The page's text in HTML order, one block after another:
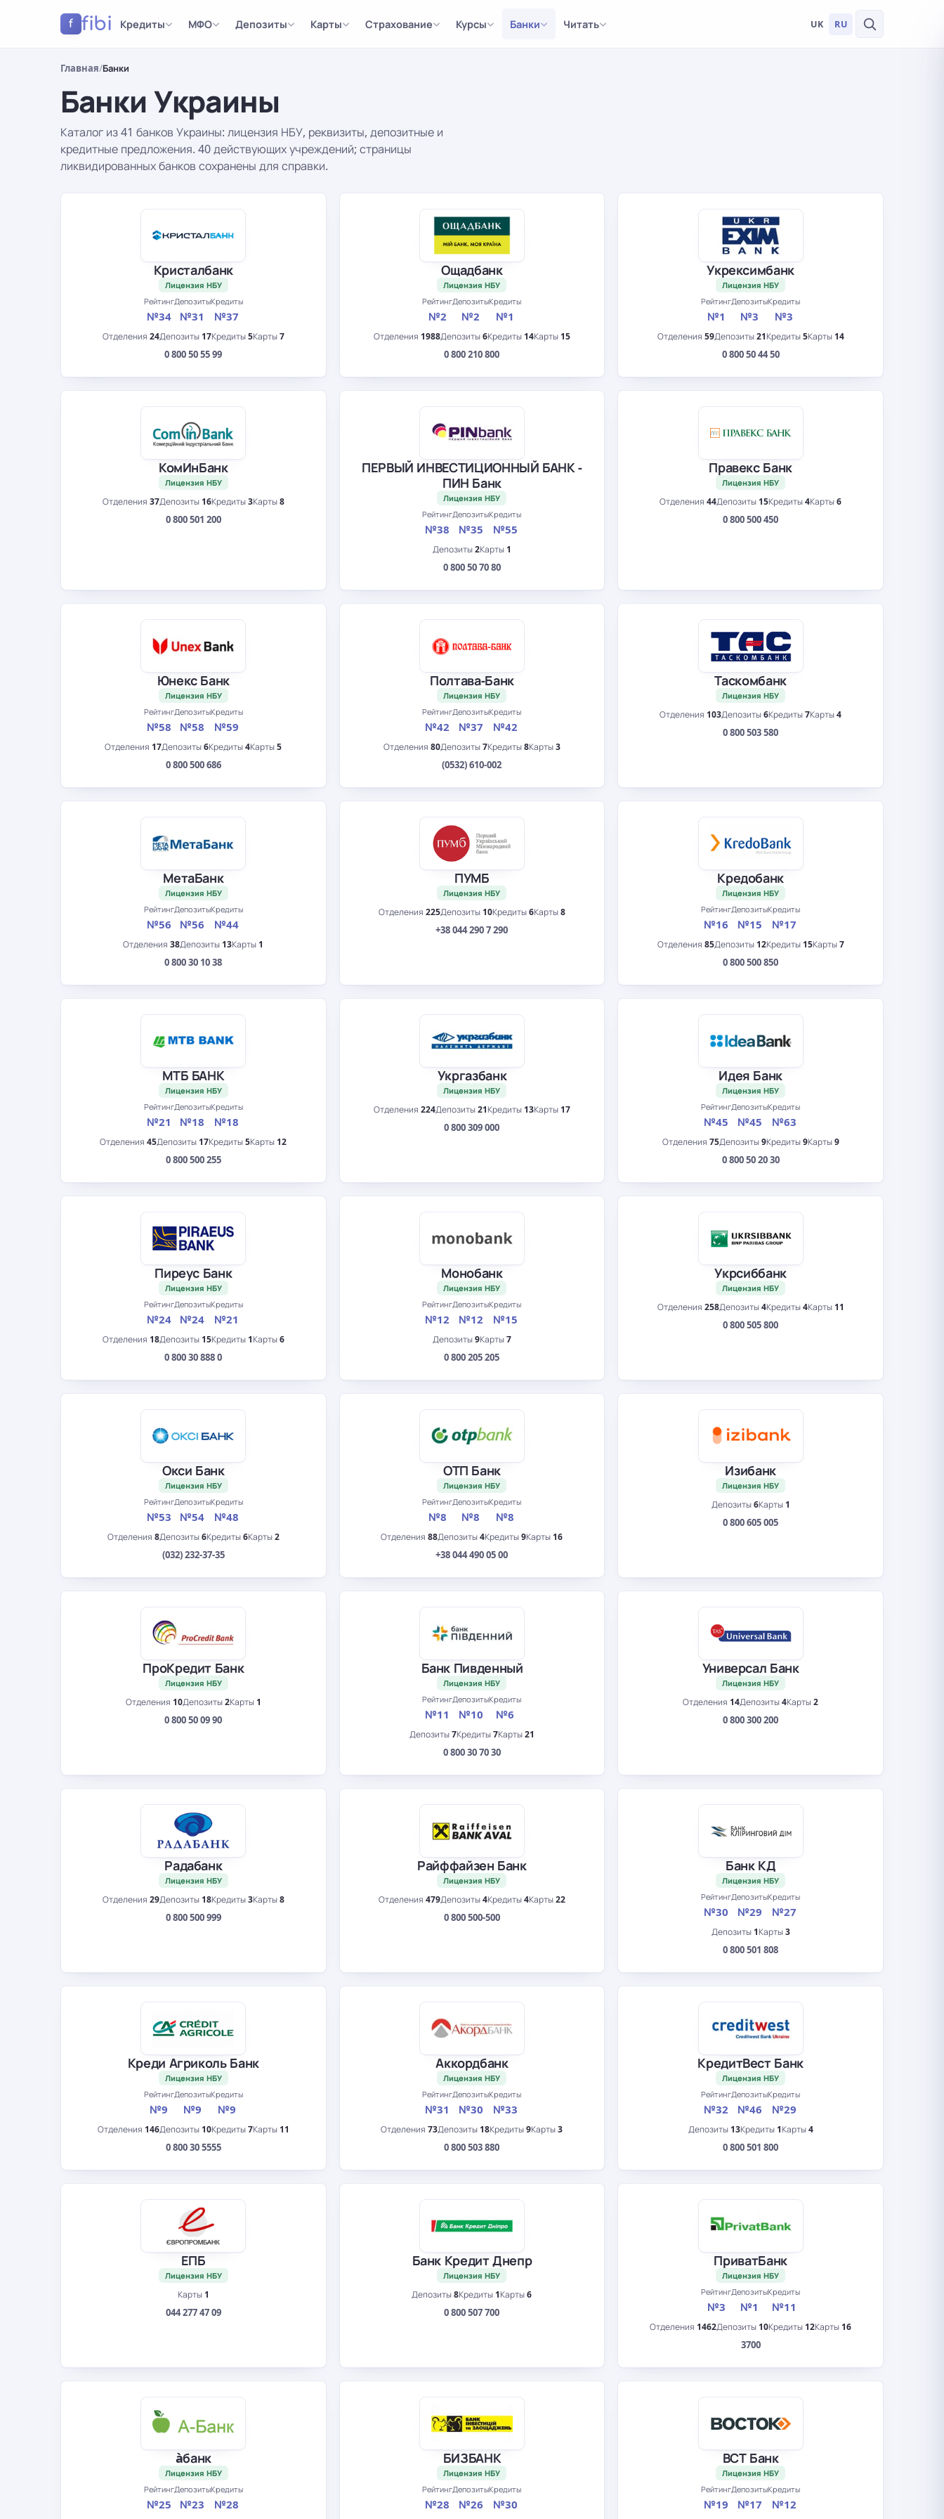
f fibi Кредиты МФО Депозиты Карты Страхование Курсы Банки Читать UK RU
Главная/Банки
Банки Украины
Каталог из 41 банков Украины: лицензия НБУ, реквизиты, депозитные и
кредитные предложения. 40 действующих учреждений; страницы
ликвидированных банков сохранены для справки.
Кристалбанк
Лицензия НБУ
Рейтинг
№34
Депозиты
№31
Кредиты
№37
Отделения 24Депозиты 17Кредиты5Карты7
0 800 50 55 99
Ощадбанк
Лицензия НБУ
Рейтинг
№2
Депозиты
№2
Кредиты
№1
Отделения 1988Депозиты6Кредиты 14Карты 15
0 800 210 800
Укрексимбанк
Лицензия НБУ
Рейтинг
№1
Депозиты
№3
Кредиты
№3
Отделения 59Депозиты21Кредиты5Карты 14
0 800 50 44 50
КомИнБанк
Лицензия НБУ
Отделения 37Депозиты 16Кредиты3Карты8
0 800 501 200
ПЕРВЫЙ ИНВЕСТИЦИОННЫЙ БАНК -
ПИН Банк
Лицензия НБУ
Рейтинг
№38
Депозиты
№35
Кредиты
№55
Депозиты2Карты 1
0 800 50 70 80
Правекс Банк
Лицензия НБУ
Отделения44Депозиты 15Кредиты4Карты6
0 800 500 450
Юнекс Банк
Лицензия НБУ
Рейтинг
№58
Депозиты
№58
Кредиты
№59
Отделения 17Депозиты6Кредиты4Карты5
0 800 500 686
Полтава-Банк
Лицензия НБУ
Рейтинг
№42
Депозиты
№37
Кредиты
№42
Отделения 80Депозиты7Кредиты8Карты3
(0532) 610-002
Таскомбанк
Лицензия НБУ
Отделения 103Депозиты6Кредиты7Карты4
0 800 503 580
МетаБанк
Лицензия НБУ
Рейтинг
№56
Депозиты
№56
Кредиты
№44
Отделения38Депозиты 13Карты 1
0 800 30 10 38
ПУМБ
Лицензия НБУ
Отделения 225Депозиты 10Кредиты6Карты8
+38 044 290 7 290
Кредобанк
Лицензия НБУ
Рейтинг
№16
Депозиты
№15
Кредиты
№17
Отделения 85Депозиты 12Кредиты 15Карты7
0 800 500 850
МТБ БАНК
Лицензия НБУ
Рейтинг
№21
Депозиты
№18
Кредиты
№18
Отделения45Депозиты 17Кредиты5Карты 12
0 800 500 255
Укргазбанк
Лицензия НБУ
Отделения 224Депозиты21Кредиты 13Карты 17
0 800 309 000
Идея Банк
Лицензия НБУ
Рейтинг
№45
Депозиты
№45
Кредиты
№63
Отделения 75Депозиты9Кредиты9Карты9
0 800 50 20 30
Пиреус Банк
Лицензия НБУ
Рейтинг
№24
Депозиты
№24
Кредиты
№21
Отделения 18Депозиты 15Кредиты 1Карты6
0 800 30 888 0
Монобанк
Лицензия НБУ
Рейтинг
№12
Депозиты
№12
Кредиты
№15
Депозиты9Карты7
0 800 205 205
Укрсиббанк
Лицензия НБУ
Отделения 258Депозиты4Кредиты4Карты 11
0 800 505 800
Окси Банк
Лицензия НБУ
Рейтинг
№53
Депозиты
№54
Кредиты
№48
Отделения 8Депозиты6Кредиты6Карты2
(032) 232-37-35
ОТП Банк
Лицензия НБУ
Рейтинг
№8
Депозиты
№8
Кредиты
№8
Отделения88Депозиты4Кредиты9Карты 16
+38 044 490 05 00
Изибанк
Лицензия НБУ
Депозиты6Карты 1
0 800 605 005
ПроКредит Банк
Лицензия НБУ
Отделения 10Депозиты2Карты 1
0 800 50 09 90
Банк Пивденный
Лицензия НБУ
Рейтинг
№11
Депозиты
№10
Кредиты
№6
Депозиты7Кредиты7Карты21
0 800 30 70 30
Универсал Банк
Лицензия НБУ
Отделения 14Депозиты4Карты2
0 800 300 200
Радабанк
Лицензия НБУ
Отделения 29Депозиты 18Кредиты3Карты8
0 800 500 999
Райффайзен Банк
Лицензия НБУ
Отделения 479Депозиты4Кредиты4Карты22
0 800 500-500
Банк КД
Лицензия НБУ
Рейтинг
№30
Депозиты
№29
Кредиты
№27
Депозиты 1Карты3
0 800 501 808
Креди Агриколь Банк
Лицензия НБУ
Рейтинг
№9
Депозиты
№9
Кредиты
№9
Отделения 146Депозиты 10Кредиты7Карты 11
0 800 30 5555
Аккордбанк
Лицензия НБУ
Рейтинг
№31
Депозиты
№30
Кредиты
№33
Отделения73Депозиты 18Кредиты9Карты3
0 800 503 880
КредитВест Банк
Лицензия НБУ
Рейтинг
№32
Депозиты
№46
Кредиты
№29
Депозиты 13Кредиты 1Карты4
0 800 501 800
ЕПБ
Лицензия НБУ
Карты 1
044 277 47 09
Банк Кредит Днепр
Лицензия НБУ
Депозиты8Кредиты 1Карты6
0 800 507 700
ПриватБанк
Лицензия НБУ
Рейтинг
№3
Депозиты
№1
Кредиты
№11
Отделения 1462Депозиты 10Кредиты 12Карты 16
3700
àбанк
Лицензия НБУ
Рейтинг
№25
Депозиты
№23
Кредиты
№28
БИЗБАНК
Лицензия НБУ
Рейтинг
№28
Депозиты
№26
Кредиты
№30
ВСТ Банк
Лицензия НБУ
Рейтинг
№19
Депозиты
№17
Кредиты
№12